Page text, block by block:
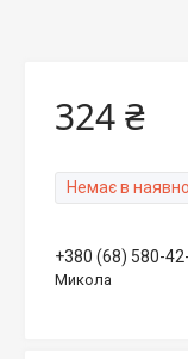
324 ₴
Немає в
+380 (68) 580-
Микола